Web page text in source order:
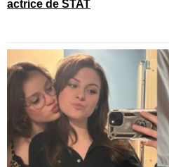
actrice de STAT